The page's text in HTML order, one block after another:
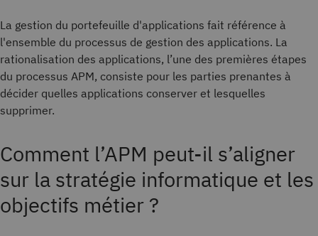
La gestion du portefeuille d'applications fait référence à
l'ensemble du processus de gestion des applications. La
rationalisation des applications, l’une des premières étapes
du processus APM, consiste pour les parties prenantes à
décider quelles applications conserver et lesquelles
supprimer.
Comment l’APM peut-il s’aligner
sur la stratégie informatique et les
objectifs métier ?